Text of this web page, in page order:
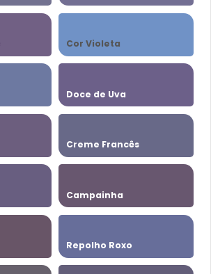
Cor Violeta
Doce de Uva
Creme Francês
Campainha
Repolho Roxo